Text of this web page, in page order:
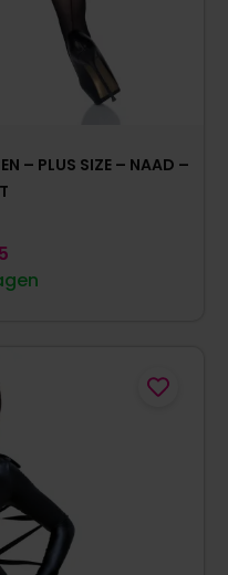
– PLUS SIZE – NAAD –